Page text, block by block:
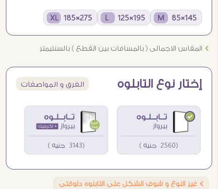
145×85 M
195×125 L
275×185 XL
Ö المقاس الاجمالى ( بالمسافات بين القطع ) بالسنتيمتر
إختار نوع التابلوه الفرق و المواصفات
(2560 جنيه ) (3143 جنيه )
Ö غير النوع و شوف الشكل على التابلوه دلوقتى